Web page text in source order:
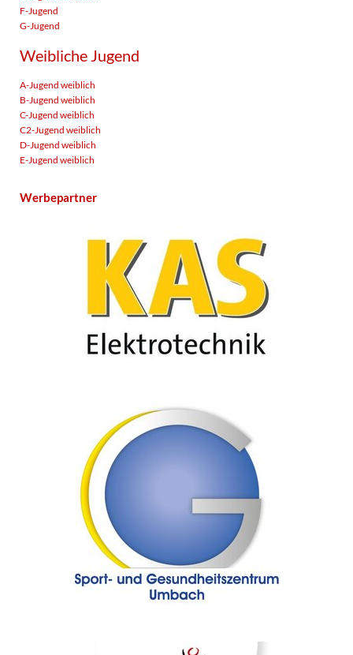
F-Jugend
G-Jugend
Weibliche Jugend
A-Jugend weiblich
B-Jugend weiblich
C-Jugend weiblich
C2-Jugend weiblich
D-Jugend weiblich
E-Jugend weiblich
Werbepartner